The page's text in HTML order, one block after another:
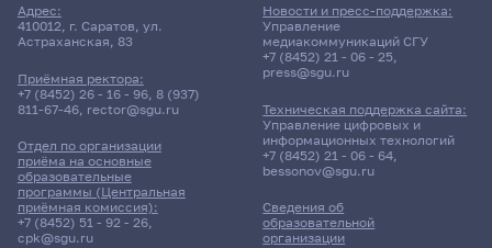
Адрес:
410012, г. Саратов, ул.
Астраханская, 83
Приёмная ректора:
+7 (8452) 26 - 16 - 96, 8 (937)
811-67-46, rector@sgu.ru
Отдел по организации
приёма на основные
образовательные
программы (Центральная
приёмная комиссия):
+7 (8452) 51 - 92 - 26,
cpk@sgu.ru
Сведения об
образовательной
организации
Новости и пресс-поддержка:
Управление
медиакоммуникаций СГУ
+7 (8452) 21 - 06 - 25,
press@sgu.ru
Техническая поддержка сайта:
Управление цифровых и
информационных технологий
+7 (8452) 21 - 06 - 64,
bessonov@sgu.ru